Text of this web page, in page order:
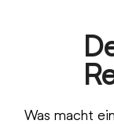
Was macht